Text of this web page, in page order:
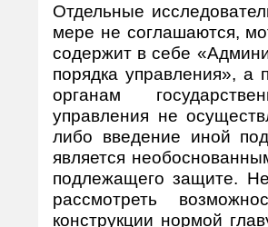
Отдельные
мере не соглашаются,
содержит в себе
порядка управления», а
органам
управления не
либо введение иной
является
подлежащего защите.
рассмотреть
конструкции нормой